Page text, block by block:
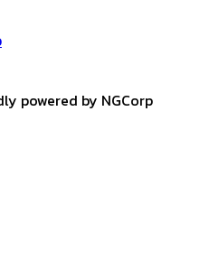
powered by NGCorp